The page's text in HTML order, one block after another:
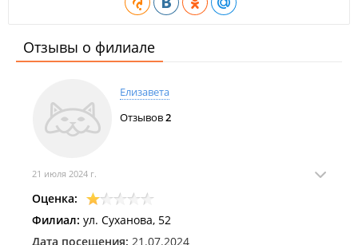
Отзывы о филиале
Елизавета
Отзывов2
21 июля 2024 г.
Оценка:
Филиал: ул. Суханова, 52
Дата посещения: 21.07.2024